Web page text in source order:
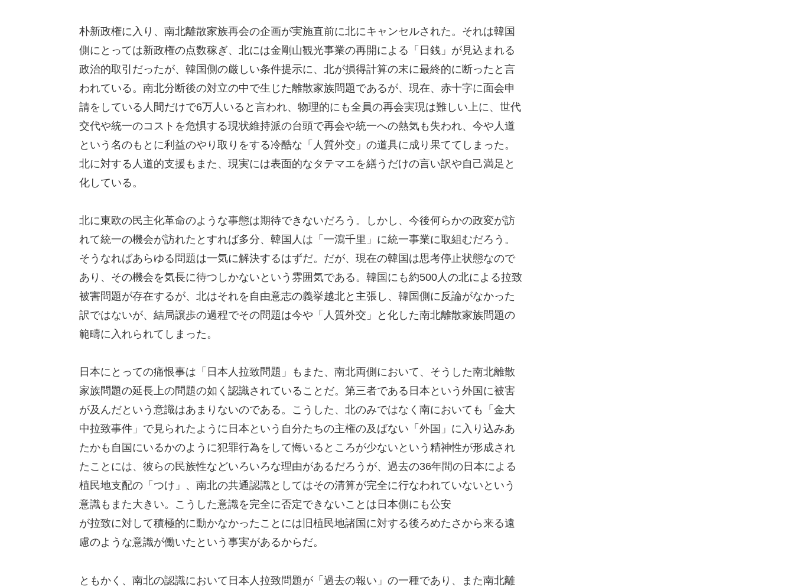
朴新政権に入り、南北離散家族再会の企画が実施直前に北にキャンセルされた。それは韓国
側にとっては新政権の点数稼ぎ、北には金剛山観光事業の再開による「日銭」が見込まれる
政治的取引だったが、韓国側の厳しい条件提示に、北が損得計算の末に最終的に断ったと言
われている。南北分断後の対立の中で生じた離散家族問題であるが、現在、赤十字に面会申
請をしている人間だけで6万人いると言われ、物理的にも全員の再会実現は難しい上に、世代
交代や統一のコストを危惧する現状維持派の台頭で再会や統一への熱気も失われ、今や人道
という名のもとに利益のやり取りをする冷酷な「人質外交」の道具に成り果ててしまった。
北に対する人道的支援もまた、現実には表面的なタテマエを繕うだけの言い訳や自己満足と
化している。
北に東欧の民主化革命のような事態は期待できないだろう。しかし、今後何らかの政変が訪
れて統一の機会が訪れたとすれば多分、韓国人は「一瀉千里」に統一事業に取組むだろう。
そうなればあらゆる問題は一気に解決するはずだ。だが、現在の韓国は思考停止状態なので
あり、その機会を気長に待つしかないという雰囲気である。韓国にも約500人の北による拉致
被害問題が存在するが、北はそれを自由意志の義挙越北と主張し、韓国側に反論がなかった
訳ではないが、結局譲歩の過程でその問題は今や「人質外交」と化した南北離散家族問題の
範疇に入れられてしまった。
日本にとっての痛恨事は「日本人拉致問題」もまた、南北両側において、そうした南北離散
家族問題の延長上の問題の如く認識されていることだ。第三者である日本という外国に被害
が及んだという意識はあまりないのである。こうした、北のみではなく南においても「金大
中拉致事件」で見られたように日本という自分たちの主権の及ばない「外国」に入り込みあ
たかも自国にいるかのように犯罪行為をして悔いるところが少ないという精神性が形成され
たことには、彼らの民族性などいろいろな理由があるだろうが、過去の36年間の日本による
植民地支配の「つけ」、南北の共通認識としてはその清算が完全に行なわれていないという
意識もまた大きい。こうした意識を完全に否定できないことは日本側にも公安
が拉致に対して積極的に動かなかったことには旧植民地諸国に対する後ろめたさから来る遠
慮のような意識が働いたという事実があるからだ。
ともかく、南北の認識において日本人拉致問題が「過去の報い」の一種であり、また南北離